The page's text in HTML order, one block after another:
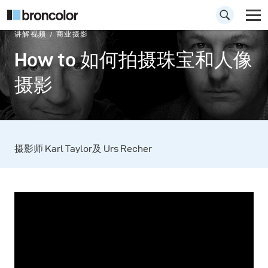
讲解视频 商业摄影
How to 如何拍摄珠宝和人像
摄影
摄影师 Karl Taylor及 Urs Recher